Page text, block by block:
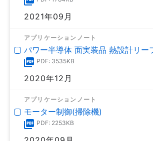
2021年09月
アプリケーションノート
パワー半導体 面実装品 熱設計リー
PDF: 3535KB
2020年12月
アプリケーションノート
モーター制御(掃除機)
PDF: 2253KB